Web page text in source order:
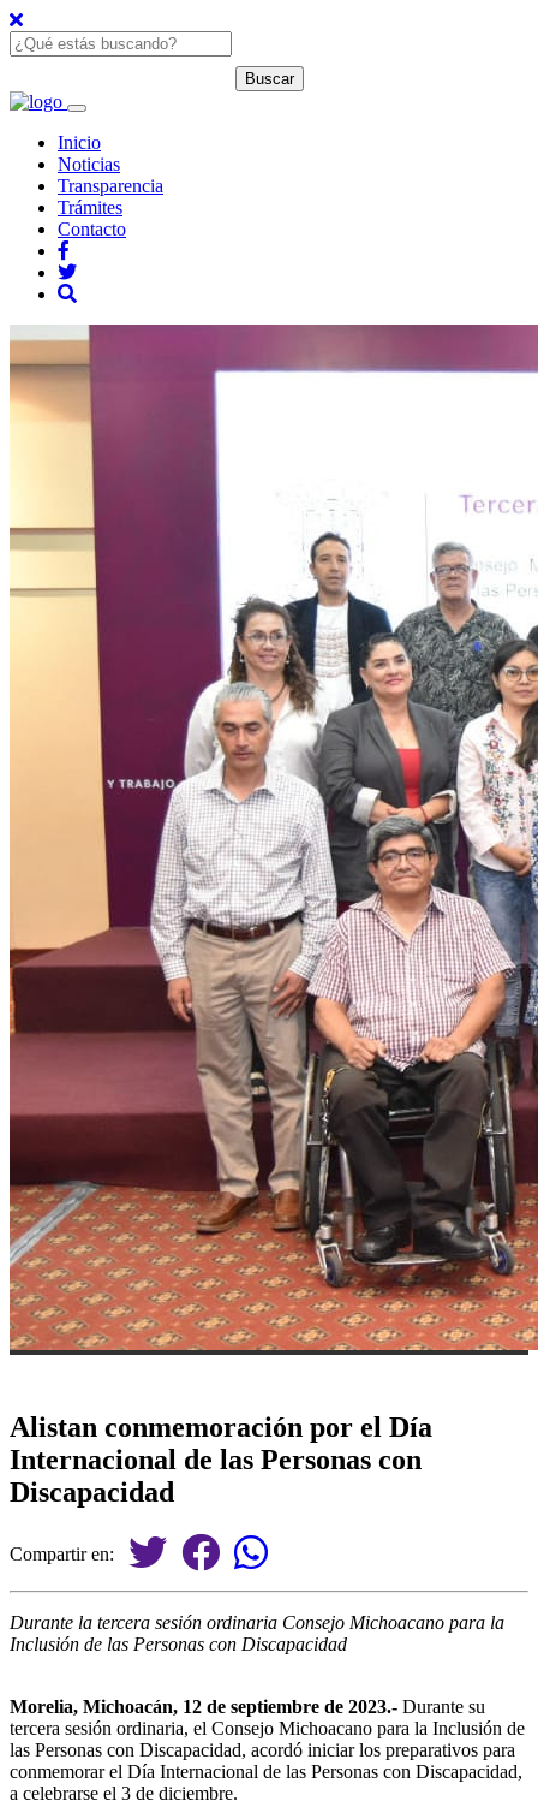
Inicio
Noticias
Transparencia
Trámites
Contacto
Alistan conmemoración por el Día
Internacional de las Personas con
Discapacidad
Compartir en:
Durante la tercera sesión ordinaria Consejo Michoacano para la
Inclusión de las Personas con Discapacidad
Morelia, Michoacán, 12 de septiembre de 2023.- Durante su
tercera sesión ordinaria, el Consejo Michoacano para la Inclusión de
las Personas con Discapacidad, acordó iniciar los preparativos para
conmemorar el Día Internacional de las Personas con Discapacidad,
a celebrarse el 3 de diciembre.